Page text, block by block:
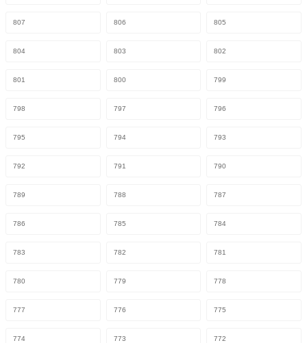
807 806 805
804 803 802
801 800 799
798 797 796
795 794 793
792 791 790
789 788 787
786 785 784
783 782 781
780 779 778
777 776 775
774 773 772